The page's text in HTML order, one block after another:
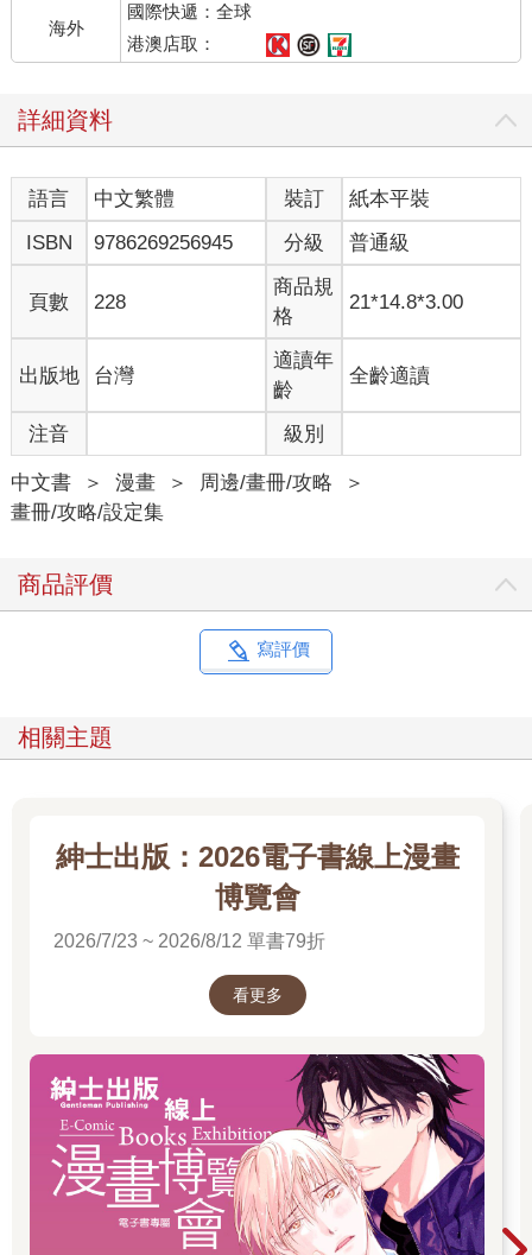
海外
國際快遞：全球
港澳店取：
詳細資料
語言 中文繁體 裝訂
紙本平裝
ISBN
9786269256945 分級 普通級
頁數 228
商品規
格
21*14.8*3.00
出版地 台灣
適讀年
齡
全齡適讀
注音 級別
中文書 ＞ 漫畫 ＞ 周邊/畫冊/攻略
＞
畫冊/攻略/設定集
商品評價
寫評價
相關主題
紳士出版：2026電子書線上漫畫
博覽會
2026/7/23 ~ 2026/8/12 單書79折
看更多